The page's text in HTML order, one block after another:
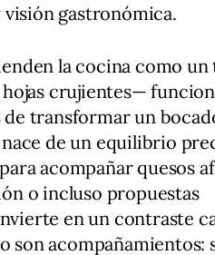
gastronómica.
la cocina como
hojas crujientes—
transformar un
de un equilibrio
acompañar quesos
o incluso propuestas
en un contraste
son acompañamientos: